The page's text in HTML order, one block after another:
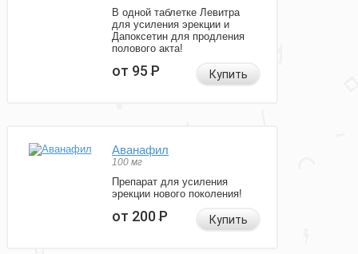
В одной таблетке Левитра
для усиления эрекции и
Дапоксетин для продления
полового акта!
от 95Р Купить
Аванафил
100 мг
Препарат для усиления
эрекции нового поколения!
от 200Р Купить